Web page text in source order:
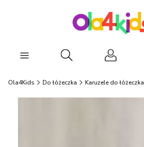
Otwórz wyszukiwarkę
Ola4Kids Do łóżeczka Karuzele do łóżeczka